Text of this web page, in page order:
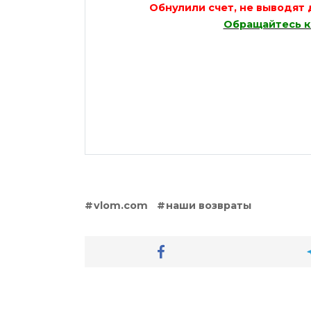
Обнулили счет, не выводят
Обращайтесь
vlom.com наши возвраты